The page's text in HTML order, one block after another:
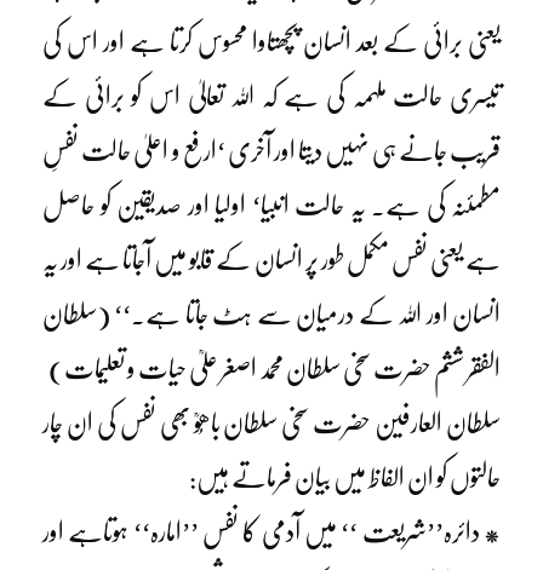
یعنی برائی کے بعد انسان پچھتاوا محسوس کرتا ہے اور اس کی
تیسری حالت ملہمہ کی ہے کہ اللہ تعالیٰ اس کو برائی کے
قریب جانے ہی نہیں دیتا اور آخری ‘ارفع و اعلیٰ حالت نفسِ
مطمئنہ کی ہے۔ یہ حالت انبیا‘ اولیا اور صدیقین کو حاصل
ہے یعنی نفس مکمل طور پر انسان کے قابو میں آجاتا ہے اور یہ
انسان اور اللہ کے درمیان سے ہٹ جاتا ہے۔‘‘ (سلطان
الفقر ششم حضرت سخی سلطان محمد اصغر علیؒ حیات و تعلیمات)
سلطان العارفین حضرت سخی سلطان باھُوؒ بھی نفس کی ان چار
حالتوں کو ان الفاظ میں بیان فرماتے ہیں:
* دائرہ’’شریعت ‘‘ میں آدمی کا نفس ’’امارہ‘‘ ہوتاہے اور